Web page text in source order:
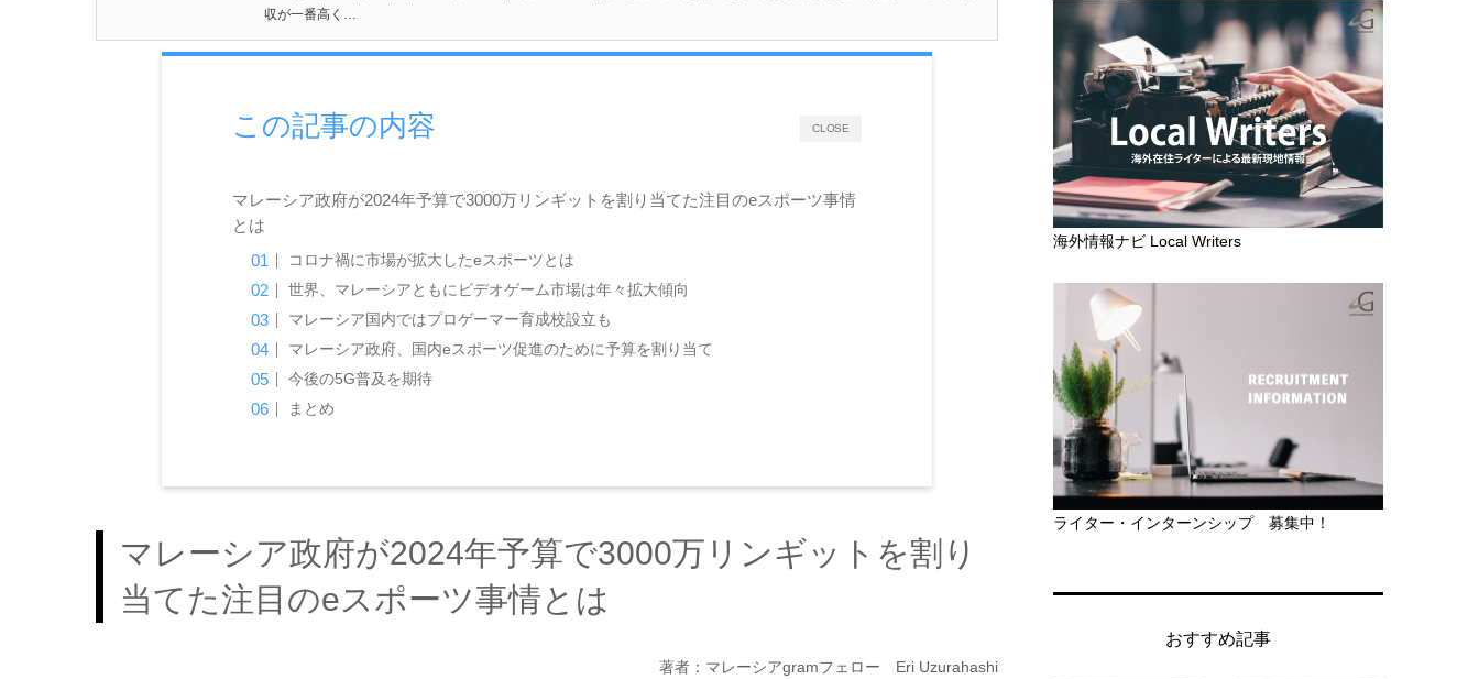
収が一番高く…
CLOSE
この記事の内容
マレーシア政府が2024年予算で3000万リンギットを割り当てた注目のeスポーツ事情
とは
コロナ禍に市場が拡大したeスポーツとは
世界、マレーシアともにビデオゲーム市場は年々拡大傾向
マレーシア国内ではプロゲーマー育成校設立も
マレーシア政府、国内eスポーツ促進のために予算を割り当て
今後の5G普及を期待
まとめ
マレーシア政府が2024年予算で3000万リンギットを割り
当てた注目のeスポーツ事情とは
著者：マレーシアgramフェロー Eri Uzurahashi
海外情報ナビ Local Writers
ライター・インターンシップ 募集中！
おすすめ記事